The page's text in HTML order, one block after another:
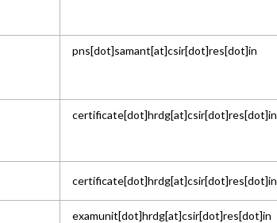
pns[dot]samant[at]csir[dot]res[dot]in
certificate[dot]hrdg[at]csir[dot]res[dot]in
certificate[dot]hrdg[at]csir[dot]res[dot]in
examunit[dot]hrdg[at]csir[dot]res[dot]in